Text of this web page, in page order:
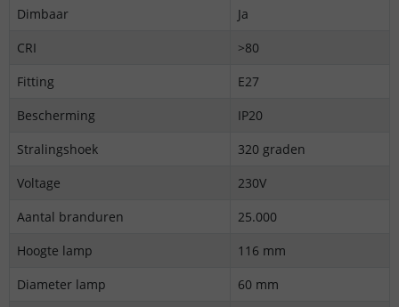
Dimbaar
Ja
CRI
>80
Fitting
E27
Bescherming
IP20
Stralingshoek
320 graden
Voltage
230V
Aantal branduren
25.000
Hoogte lamp
116 mm
Diameter lamp
60 mm